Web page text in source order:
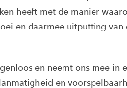
heeft met de manier
en daarmee uitputting
en neemt ons mee in
en